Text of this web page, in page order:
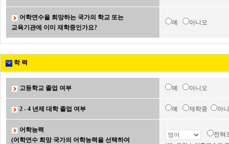
어학연수을 희망하는 국가의 학교 또는
교육기관에 이미 재학중인가요?
예 아니오
학 력
고등학교 졸업 여부 예 아니오
2 - 4 년제 대학 졸업 여부 예 재학중 아
어학능력
(어학연수 희망 국가의 어학능력을 선택하여
전